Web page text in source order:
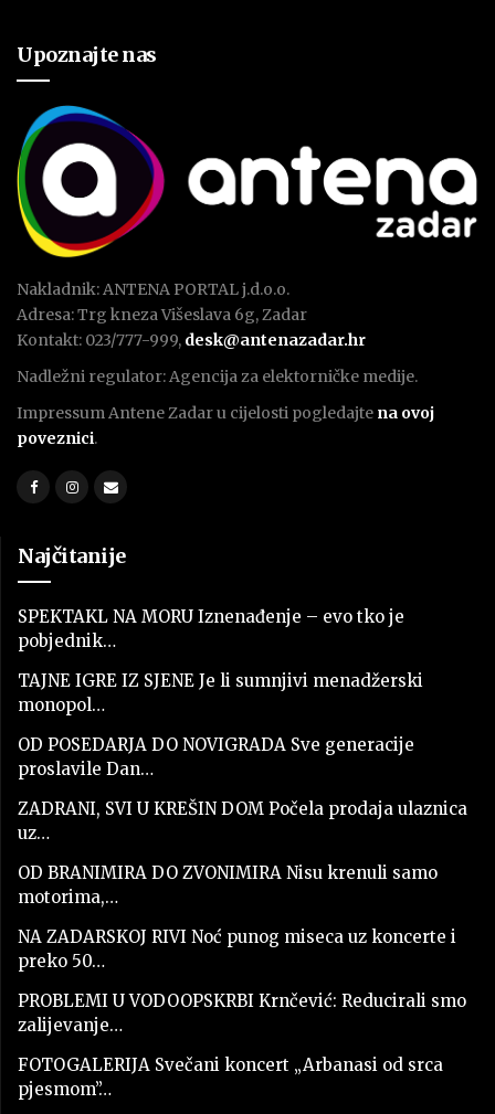
Upoznajte nas
Nakladnik: ANTENA PORTAL j.d.o.o.
Adresa: Trg kneza Višeslava 6g, Zadar
Kontakt: 023/777-999, desk@antenazadar.hr
Nadležni regulator: Agencija za elektorničke medije.
Impressum Antene Zadar u cijelosti pogledajte na ovoj
poveznici.
Najčitanije
SPEKTAKL NA MORU Iznenađenje – evo tko je
pobjednik…
TAJNE IGRE IZ SJENE Je li sumnjivi menadžerski
monopol…
OD POSEDARJA DO NOVIGRADA Sve generacije
proslavile Dan…
ZADRANI, SVI U KREŠIN DOM Počela prodaja ulaznica
uz…
OD BRANIMIRA DO ZVONIMIRA Nisu krenuli samo
motorima,…
NA ZADARSKOJ RIVI Noć punog miseca uz koncerte i
preko 50…
PROBLEMI U VODOOPSKRBI Krnčević: Reducirali smo
zalijevanje…
FOTOGALERIJA Svečani koncert „Arbanasi od srca
pjesmom”…